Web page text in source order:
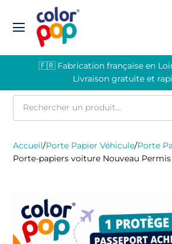
🇫🇷 Fabrication française en
Livraison gratuite et
Rechercher
produit
Accueil/Porte Papier Véhicule/Porte
Porte-papiers voiture Nouveau